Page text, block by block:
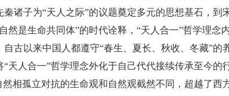
诸子为“天人之际”的议题奠定多元的思想基石，到
是生命共同体”的时代诠释，“天人合一”哲学理念
古以来中国人都遵守“春生、夏长、秋收、冬藏”的
天人合一”哲学理念外化于自己代代接续传承至今的
相孤立对抗的生命观和自然观截然不同，超越了西